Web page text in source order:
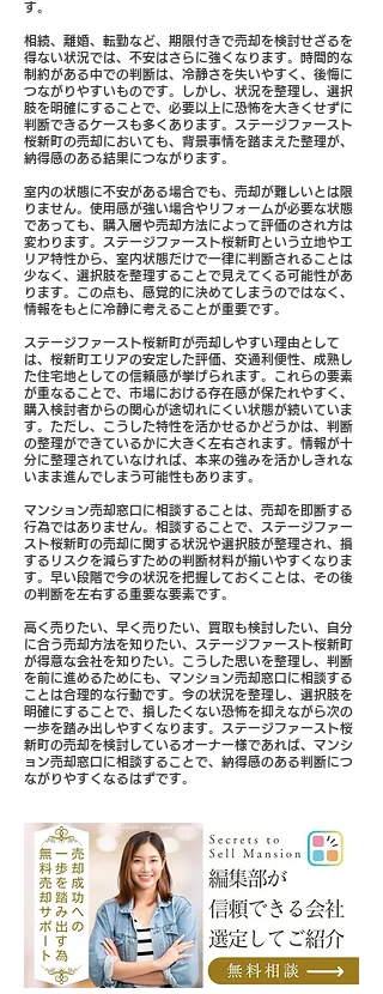
す。
相続、離婚、転勤など、期限付きで売却を検討せざるを
得ない状況では、不安はさらに強くなります。時間的な
制約がある中での判断は、冷静さを失いやすく、後悔に
つながりやすいものです。しかし、状況を整理し、選択
肢を明確にすることで、必要以上に恐怖を大きくせずに
判断できるケースも多くあります。ステージファースト
桜新町の売却においても、背景事情を踏まえた整理が、
納得感のある結果につながります。
室内の状態に不安がある場合でも、売却が難しいとは限
りません。使用感が強い場合やリフォームが必要な状態
であっても、購入層や売却方法によって評価のされ方は
変わります。ステージファースト桜新町という立地やエ
リア特性から、室内状態だけで一律に判断されることは
少なく、選択肢を整理することで見えてくる可能性があ
ります。この点も、感覚的に決めてしまうのではなく、
情報をもとに冷静に考えることが重要です。
ステージファースト桜新町が売却しやすい理由として
は、桜新町エリアの安定した評価、交通利便性、成熟し
た住宅地としての信頼感が挙げられます。これらの要素
が重なることで、市場における存在感が保たれやすく、
購入検討者からの関心が途切れにくい状態が続いていま
す。ただし、こうした特性を活かせるかどうかは、判断
の整理ができているかに大きく左右されます。情報が十
分に整理されていなければ、本来の強みを活かしきれな
いまま進んでしまう可能性もあります。
マンション売却窓口に相談することは、売却を即断する
行為ではありません。相談することで、ステージファー
スト桜新町の売却に関する状況や選択肢が整理され、損
するリスクを減らすための判断材料が揃いやすくなりま
す。早い段階で今の状況を把握しておくことは、その後
の判断を左右する重要な要素です。
高く売りたい、早く売りたい、買取も検討したい、自分
に合う売却方法を知りたい、ステージファースト桜新町
が得意な会社を知りたい。こうした思いを整理し、判断
を前に進めるためにも、マンション売却窓口に相談する
ことは合理的な行動です。今の状況を整理し、選択肢を
明確にすることで、損したくない恐怖を抑えながら次の
一歩を踏み出しやすくなります。ステージファースト桜
新町の売却を検討しているオーナー様であれば、マンシ
ョン売却窓口に相談することで、納得感のある判断につ
ながりやすくなるはずです。